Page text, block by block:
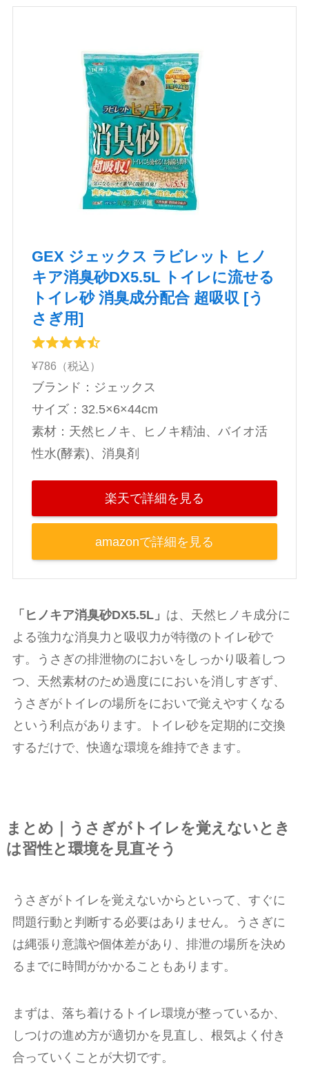
GEX ジェックス ラビレット ヒノ
キア消臭砂DX5.5L トイレに流せる
トイレ砂 消臭成分配合 超吸収 [う
さぎ用]
¥786（税込）
ブランド：ジェックス
‎サイズ：32.5×6×44cm
素材：‎天然ヒノキ、ヒノキ精油、バイオ活
性水(酵素)、消臭剤
楽天で詳細を見る
amazonで詳細を見る
「ヒノキア消臭砂DX5.5L」 は、天然ヒノキ成分に
よる強力な消臭力と吸収力が特徴のトイレ砂で
す。うさぎの排泄物のにおいをしっかり吸着しつ
つ、天然素材のため過度ににおいを消しすぎず、
うさぎがトイレの場所をにおいで覚えやすくなる
という利点があります。トイレ砂を定期的に交換
するだけで、快適な環境を維持できます。
まとめ｜うさぎがトイレを覚えないとき
は習性と環境を見直そう
うさぎがトイレを覚えないからといって、すぐに
問題行動と判断する必要はありません。うさぎに
は縄張り意識や個体差があり、排泄の場所を決め
るまでに時間がかかることもあります。
まずは、落ち着けるトイレ環境が整っているか、
しつけの進め方が適切かを見直し、根気よく付き
合っていくことが大切です。